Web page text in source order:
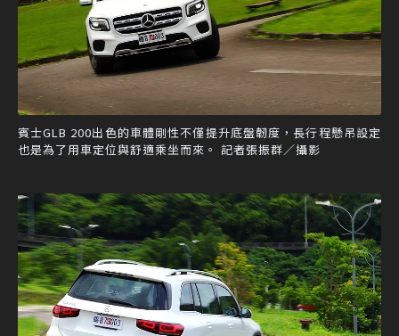
賓士GLB 200出色的車體剛性不僅提升底盤韌度，長行程懸吊設定
也是為了用車定位與舒適乘坐而來。 記者張振群／攝影